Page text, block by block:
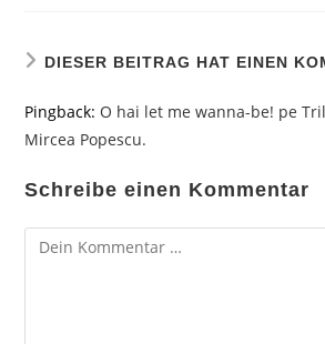
DIESER BEITRAG HAT EINEN
Pingback: O hai let me wanna-be! pe
Mircea Popescu.
Schreibe einen Kommentar
Kommentar